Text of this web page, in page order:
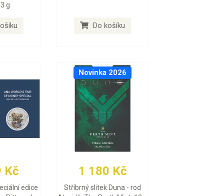
g
Do košíku
Kč
edice
Novinka 2026
1 180 Kč
Stříbrný slitek Duna - rod